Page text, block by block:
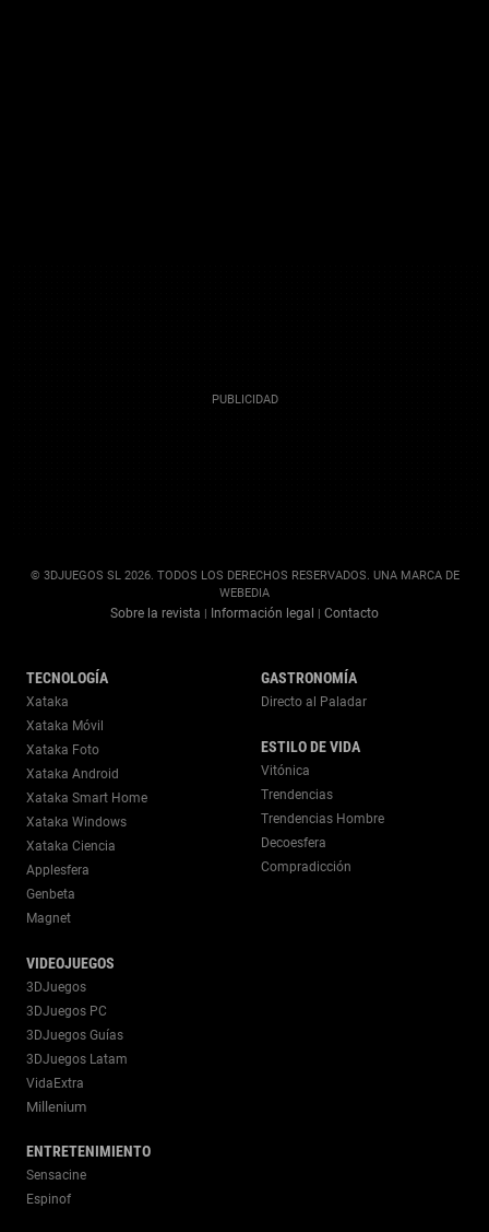
© 3DJUEGOS SL 2026. TODOS LOS DERECHOS RESERVADOS. UNA MARCA DE
WEBEDIA
Sobre la revista | Información legal | Contacto
TECNOLOGÍA
Xataka
Xataka Móvil
Xataka Foto
Xataka Android
Xataka Smart Home
Xataka Windows
Xataka Ciencia
Applesfera
Genbeta
Magnet
VIDEOJUEGOS
3DJuegos
3DJuegos PC
3DJuegos Guías
3DJuegos Latam
VidaExtra
Millenium
ENTRETENIMIENTO
Sensacine
Espinof
GASTRONOMÍA
Directo al Paladar
ESTILO DE VIDA
Vitónica
Trendencias
Trendencias Hombre
Decoesfera
Compradicción